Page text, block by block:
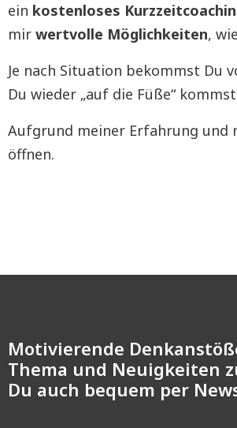
ein kostenloses
mir wertvolle Möglichkeiten,
Je nach Situation bekommst Du
Du wieder „auf die Füße“
Aufgrund meiner Erfahrung und
öffnen.
Motivierende
Thema und Neuigkeiten
Du auch bequem per